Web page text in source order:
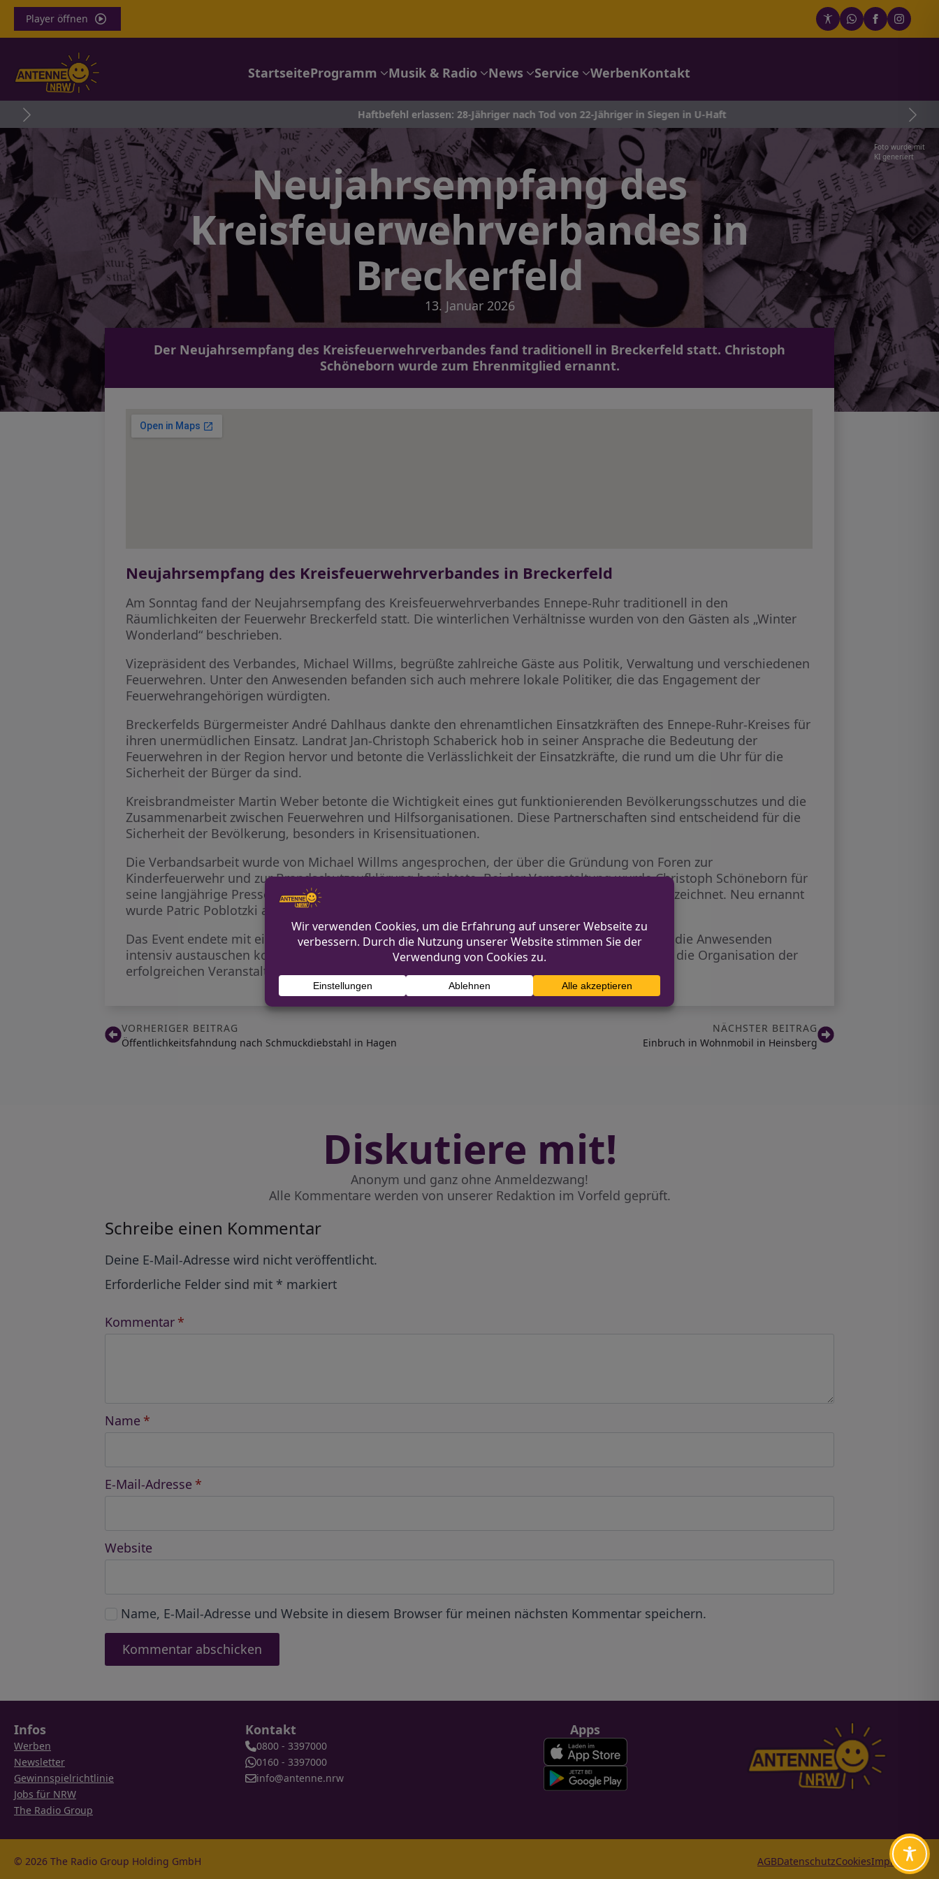
Player öffnen
StartseiteProgramm Musik & Radio News Service WerbenKontakt
Haftbefehl erlassen: 28-Jähriger nach Tod von 22-Jähriger in Siegen in U-Haft
Foto wurde mit
KI generiert
Neujahrsempfang des
Kreisfeuerwehrverbandes in
Breckerfeld
13. Januar 2026
Der Neujahrsempfang des Kreisfeuerwehrverbandes fand traditionell in Breckerfeld statt. Christoph
Schöneborn wurde zum Ehrenmitglied ernannt.
Neujahrsempfang des Kreisfeuerwehrverbandes in Breckerfeld
Am Sonntag fand der Neujahrsempfang des Kreisfeuerwehrverbandes Ennepe-Ruhr traditionell in den
Räumlichkeiten der Feuerwehr Breckerfeld statt. Die winterlichen Verhältnisse wurden von den Gästen als „Winter
Wonderland“ beschrieben.
Vizepräsident des Verbandes, Michael Willms, begrüßte zahlreiche Gäste aus Politik, Verwaltung und verschiedenen
Feuerwehren. Unter den Anwesenden befanden sich auch mehrere lokale Politiker, die das Engagement der
Feuerwehrangehörigen würdigten.
Breckerfelds Bürgermeister André Dahlhaus dankte den ehrenamtlichen Einsatzkräften des Ennepe-Ruhr-Kreises für
ihren unermüdlichen Einsatz. Landrat Jan-Christoph Schaberick hob in seiner Ansprache die Bedeutung der
Feuerwehren in der Region hervor und betonte die Verlässlichkeit der Einsatzkräfte, die rund um die Uhr für die
Sicherheit der Bürger da sind.
Kreisbrandmeister Martin Weber betonte die Wichtigkeit eines gut funktionierenden Bevölkerungsschutzes und die
Zusammenarbeit zwischen Feuerwehren und Hilfsorganisationen. Diese Partnerschaften sind entscheidend für die
Sicherheit der Bevölkerung, besonders in Krisensituationen.
Die Verbandsarbeit wurde von Michael Willms angesprochen, der über die Gründung von Foren zur
Kinderfeuerwehr und zur Brandschutzaufklärung berichtete. Bei der Veranstaltung wurde Christoph Schöneborn für
seine langjährige Pressearbeit und sein Engagement als Ehrenmitglied des Verbandes ausgezeichnet. Neu ernannt
wurde Patric Poblotzki als stellvertretender Pressesprecher.
Das Event endete mit einem Segen der Sternsinger und einem gemeinsamen Buffet, wo sich die Anwesenden
intensiv austauschen konnten. Ein Dank ging insbesondere an die Feuerwehr Breckerfeld für die Organisation der
erfolgreichen Veranstaltung.
VORHERIGER BEITRAG
Öffentlichkeitsfahndung nach Schmuckdiebstahl in Hagen
NÄCHSTER BEITRAG
Einbruch in Wohnmobil in Heinsberg
Diskutiere mit!
Anonym und ganz ohne Anmeldezwang!
Alle Kommentare werden von unserer Redaktion im Vorfeld geprüft.
Schreibe einen Kommentar
Deine E-Mail-Adresse wird nicht veröffentlicht.
Erforderliche Felder sind mit * markiert
Kommentar *
Name *
E-Mail-Adresse *
Website
Name, E-Mail-Adresse und Website in diesem Browser für meinen nächsten Kommentar speichern.
Infos
Werben
Newsletter
Gewinnspielrichtlinie
Jobs für NRW
The Radio Group
Kontakt
0800 - 3397000
0160 - 3397000
info@antenne.nrw
Apps
© 2026 The Radio Group Holding GmbH AGBDatenschutzCookiesImpressum